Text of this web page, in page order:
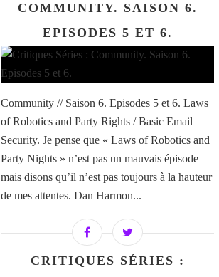
COMMUNITY. SAISON 6.
EPISODES 5 ET 6.
Community // Saison 6. Episodes 5 et 6. Laws
of Robotics and Party Rights / Basic Email
Security. Je pense que « Laws of Robotics and
Party Nights » n’est pas un mauvais épisode
mais disons qu’il n’est pas toujours à la hauteur
de mes attentes. Dan Harmon...
CRITIQUES SÉRIES :